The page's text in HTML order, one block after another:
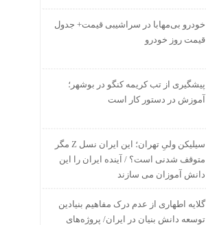
خودرو بی‌مهابا در سراشیبی قیمت+ جدول
قیمت روز خودرو
پیشگیری از تب کریمه کنگو در بوشهر؛
آموزش در دستور کار است
سیلیکن ولیِ تهران؛ این ایران نسل Z مگر
متوقف شدنی است؟ / آینده ایران را این
دانش آموزان می سازند
گلایه اطهاری از عدم درک مفاهیم بنیادین
توسعه دانش بنیان در ایران/ پروژه‌های